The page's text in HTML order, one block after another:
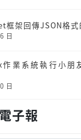
框架回傳JSON格式
日
作業系統執行小
日
子報